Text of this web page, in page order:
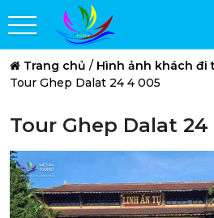
Trang chủ / Hình ảnh khách đi
Tour Ghep Dalat 24 4 005
Tour Ghep Dalat 24